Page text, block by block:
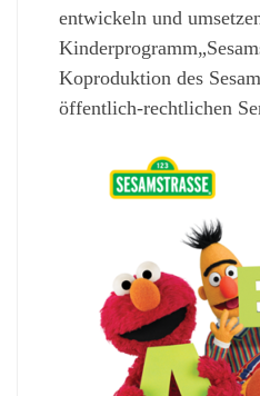
entwickeln und
Koproduktion des
öffentlich-rechtlichen